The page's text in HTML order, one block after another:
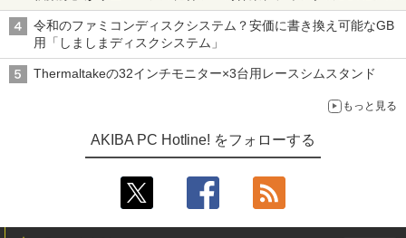
リが100円で販売など～ 最近の秋葉原 ～
令和のファミコンディスクシステム？安価に書き換え可能なGB
用「しましまディスクシステム」
Thermaltakeの32インチモニター×3台用レースシムスタンド
もっと見る
AKIBA PC Hotline! をフォローする